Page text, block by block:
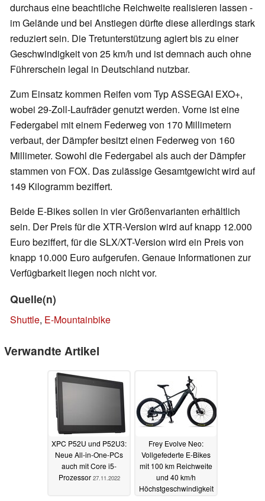
durchaus eine beachtliche Reichweite realisieren lassen -
im Gelände und bei Anstiegen dürfte diese allerdings stark
reduziert sein. Die Tretunterstützung agiert bis zu einer
Geschwindigkeit von 25 km/h und ist demnach auch ohne
Führerschein legal in Deutschland nutzbar.
Zum Einsatz kommen Reifen vom Typ ASSEGAI EXO+,
wobei 29-Zoll-Laufräder genutzt werden. Vorne ist eine
Federgabel mit einem Federweg von 170 Millimetern
verbaut, der Dämpfer besitzt einen Federweg von 160
Millimeter. Sowohl die Federgabel als auch der Dämpfer
stammen von FOX. Das zulässige Gesamtgewicht wird auf
149 Kilogramm beziffert.
Beide E-Bikes sollen in vier Größenvarianten erhältlich
sein. Der Preis für die XTR-Version wird auf knapp 12.000
Euro beziffert, für die SLX/XT-Version wird ein Preis von
knapp 10.000 Euro aufgerufen. Genaue Informationen zur
Verfügbarkeit liegen noch nicht vor.
Quelle(n)
Shuttle, E-Mountainbike
Verwandte Artikel
XPC P52U und P52U3:
Neue All-in-One-PCs
auch mit Core i5-
Prozessor 27.11.2022
Frey Evolve Neo:
Vollgefederte E-Bikes
mit 100 km Reichweite
und 40 km/h
Höchstgeschwindigkeit